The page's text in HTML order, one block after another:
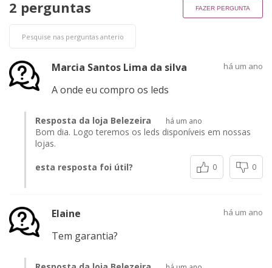
2 perguntas FAZER PERGUNTA
Marcia Santos Lima da silva há um ano
A onde eu compro os leds
Resposta da loja Belezeira há um ano
Bom dia. Logo teremos os leds disponíveis em nossas
lojas.
esta resposta foi útil? 0 0
Elaine há um ano
Tem garantia?